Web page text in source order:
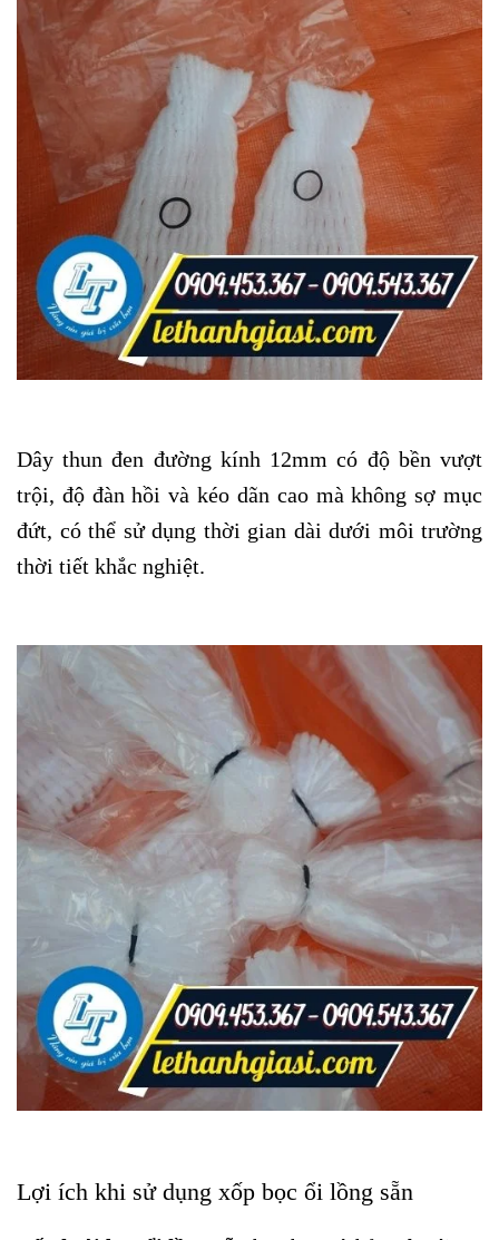
Dây thun đen đường kính 12mm có độ bền vượt
trội, độ đàn hồi và kéo dãn cao mà không sợ mục
đứt, có thể sử dụng thời gian dài dưới môi trường
thời tiết khắc nghiệt.
Lợi ích khi sử dụng xốp bọc ổi lồng sẵn